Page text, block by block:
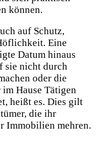
können.
auf Schutz,
Eine
Datum hinaus
sie nicht durch
oder die
Hause Tätigen
heißt es. Dies gilt
die ihr
Immobilien mehren.